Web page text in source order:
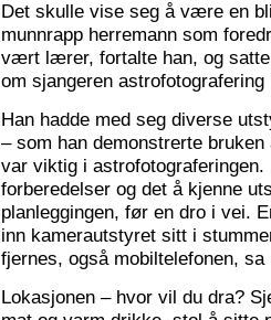
Det skulle vise seg å være en
munnrapp herremann som
vært lærer, fortalte han, og
om sjangeren astrofotografering
Han hadde med seg diverse
– som han demonstrerte
var viktig i
forberedelser og det å kjenne
planleggingen, før en dro i vei.
inn kamerautstyret sitt i
fjernes, også mobiltelefonen, sa
Lokasjonen – hvor vil du dra?